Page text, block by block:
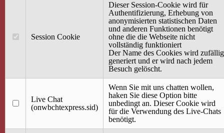
40 Jahre Mütterzentrum
Terminkalender
Gemeinsam aktiv
Gemeinsam unterwegs
wirFAIRändern
Session Cookie
Dieser Session-Cookie wird für
Authentifizierung, Erhebung von
anonymisierten statistischen Daten
und anderen Funktionen benötigt
ohne die die Webseite nicht
vollständig funktioniert
Der Name des Cookies wird zufällig
generiert und er wird nach jedem
Besuch gelöscht.
Live Chat
(onwbchtexpress.sid)
Wenn Sie mit uns chatten wollen,
haken Sie diese Option bitte
unbedingt an. Dieser Cookie wird
für die Verwendung des Live-Chats
benötigt.